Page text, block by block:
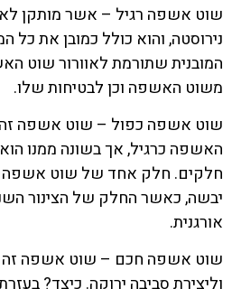
שוט אשפה רגיל – אשר מותקן
נירוסטה, והוא כולל כמובן את
המובנית שתורמת לאוורור שוט
משוט האשפה וכן לבטיחות שלו.
שוט אשפה כפול – שוט אשפה זה
האשפה כרגיל, אך בשונה ממנו
חלקים. חלק אחד של שוט אשפה
יבשה, כאשר החלק של הצינור
אורגנית.
שוט אשפה חכם – שוט אשפה זה